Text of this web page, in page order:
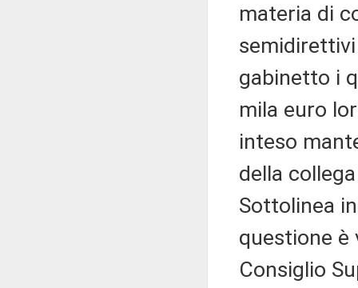
materia di
gabinetto i
mila euro
inteso
della
Sottolinea
questione è
Consiglio